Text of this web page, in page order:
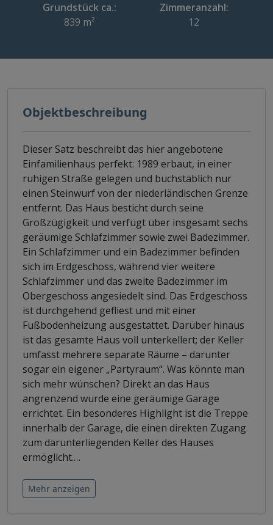
Grundstück ca.:
839 m²
Zimmeranzahl:
12
Objektbeschreibung
Dieser Satz beschreibt das hier angebotene
Einfamilienhaus perfekt: 1989 erbaut, in einer
ruhigen Straße gelegen und buchstäblich nur
einen Steinwurf von der niederländischen Grenze
entfernt. Das Haus besticht durch seine
Großzügigkeit und verfügt über insgesamt sechs
geräumige Schlafzimmer sowie zwei Badezimmer.
Ein Schlafzimmer und ein Badezimmer befinden
sich im Erdgeschoss, während vier weitere
Schlafzimmer und das zweite Badezimmer im
Obergeschoss angesiedelt sind. Das Erdgeschoss
ist durchgehend gefliest und mit einer
Fußbodenheizung ausgestattet. Darüber hinaus
ist das gesamte Haus voll unterkellert; der Keller
umfasst mehrere separate Räume – darunter
sogar ein eigener „Partyraum“. Was könnte man
sich mehr wünschen? Direkt an das Haus
angrenzend wurde eine geräumige Garage
errichtet. Ein besonderes Highlight ist die Treppe
innerhalb der Garage, die einen direkten Zugang
zum darunterliegenden Keller des Hauses
ermöglicht.…
Mehr anzeigen